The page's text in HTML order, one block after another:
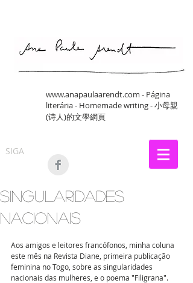
www.anapaulaarendt.com - Página
literária - Homemade writing - 小母親
(诗人)的文學網頁
SIGA
Singularidades
nacionais
Aos amigos e leitores francófonos, minha coluna
este mês na Revista Diane, primeira publicação
feminina no Togo, sobre as singularidades
nacionais das mulheres, e o poema "Filigrana".